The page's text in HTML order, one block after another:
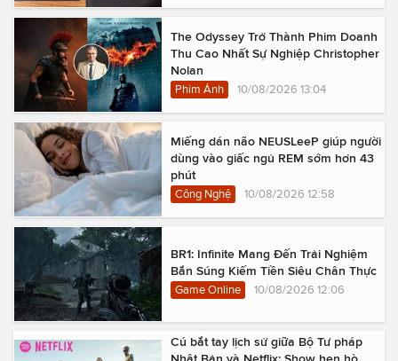
The Odyssey Trở Thành Phim Doanh
Thu Cao Nhất Sự Nghiệp Christopher
Nolan
Phim Ảnh 10/08/2026 13:04
Miếng dán não NEUSLeeP giúp người
dùng vào giấc ngủ REM sớm hơn 43
phút
Công Nghệ 10/08/2026 12:58
BR1: Infinite Mang Đến Trải Nghiệm
Bắn Súng Kiếm Tiền Siêu Chân Thực
Game Online 10/08/2026 12:06
Cú bắt tay lịch sử giữa Bộ Tư pháp